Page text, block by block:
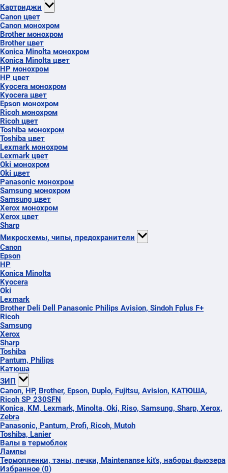
Картриджи
Canon цвет
Canon монохром
Brother монохром
Brother цвет
Konica Minolta монохром
Konica Minolta цвет
HP монохром
HP цвет
Kyocera монохром
Kyocera цвет
Epson монохром
Ricoh монохром
Ricoh цвет
Toshiba монохром
Toshiba цвет
Lexmark монохром
Lexmark цвет
Oki монохром
Oki цвет
Panasonic монохром
Samsung монохром
Samsung цвет
Xerox монохром
Xerox цвет
Sharp
Микросхемы, чипы, предохранители
Canon
Epson
HP
Konica Minolta
Kyocera
Oki
Lexmark
Brother Deli Dell Panasonic Philips Avision, Sindoh Fplus F+
Ricoh
Samsung
Xerox
Sharp
Toshiba
Pantum, Philips
Катюша
ЗИП
Canon, HP, Brother, Epson, Duplo, Fujitsu, Avision, КАТЮША,
Ricoh SP 230SFN
Konica, KM, Lexmark, Minolta, Oki, Riso, Samsung, Sharp, Xerox,
Zebra
Panasonic, Pantum, Profi, Ricoh, Mutoh
Toshiba, Lanier
Валы в термоблок
Лампы
Термопленки, тэны, печки, Maintenanse kit's, наборы фьюзера
Избранное (0)